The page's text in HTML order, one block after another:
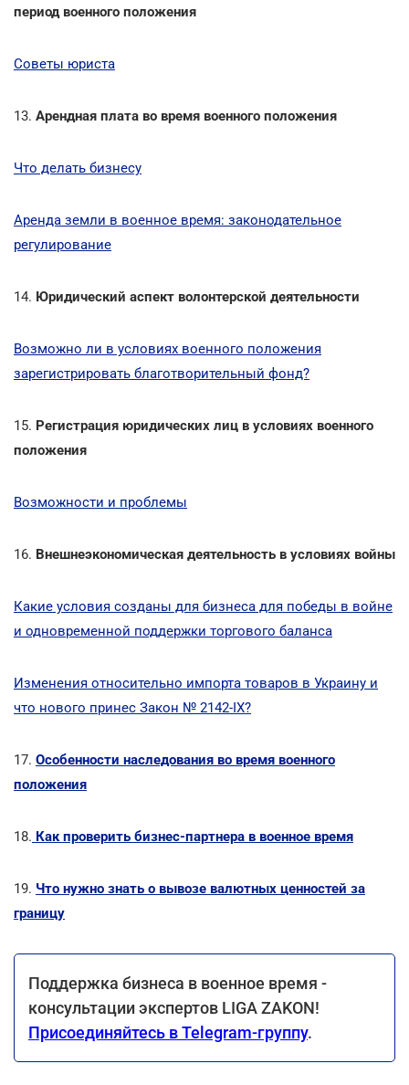
период военного положения
Советы юриста
13. Арендная плата во время военного положения
Что делать бизнесу
Аренда земли в военное время: законодательное
регулирование
14. Юридический аспект волонтерской деятельности
Возможно ли в условиях военного положения
зарегистрировать благотворительный фонд?
15. Регистрация юридических лиц в условиях военного
положения
Возможности и проблемы
16. Внешнеэкономическая деятельность в условиях войны
Какие условия созданы для бизнеса для победы в войне
и одновременной поддержки торгового баланса
Изменения относительно импорта товаров в Украину и
что нового принес Закон № 2142-IX?
17. Особенности наследования во время военного
положения
18. Как проверить бизнес-партнера в военное время
19. Что нужно знать о вывозе валютных ценностей за
границу
Поддержка бизнеса в военное время -
консультации экспертов LIGA ZAKON!
Присоединяйтесь в Telegram-группу.